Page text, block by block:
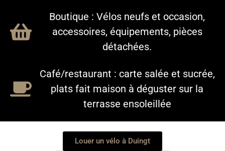
Boutique : Vélos neufs et occasion,
accessoires, équipements, pièces
détachées.
Café/restaurant : carte salée et sucrée,
plats fait maison à déguster sur la
terrasse ensoleillée
Louer un vélo à Duingt